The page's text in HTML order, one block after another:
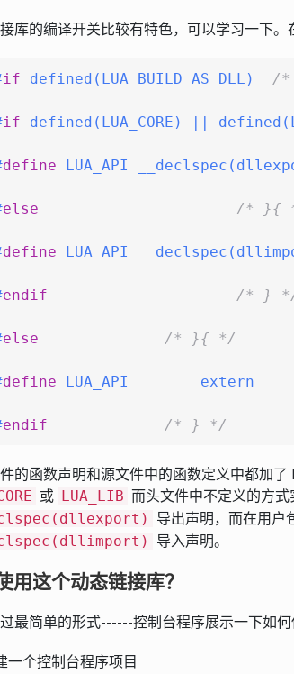
库的编译开关比较有特色，可以学习一下。
if defined(LUA_BUILD_AS_DLL) /
if defined(LUA_CORE) ||
define LUA_API
else /* }{
define LUA_API
endif /* }
else /* }{ */
define LUA_API        extern
endif /* } */
的函数声明和源文件中的函数定义中都加
或 LUA_LIB 而头文件中不定义的方
导出声明，而在用户
导入声明。
用这个动态链接库？
最简单的形式------控制台程序展示一下如何
一个控制台程序项目